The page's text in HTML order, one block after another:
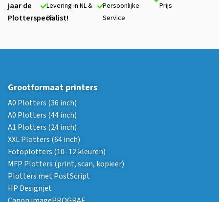
jaar de
Plotterspecialist!
Levering in NL &
BE
Persoonlijke
Service
Prijs
Grootformaat printers
A0 Plotters (36 inch)
A0 Plotters (44 inch)
A1 Plotters (24 inch)
XXL Plotters (64 inch)
Fotoplotters (10–12 kleuren)
MFP Plotters (print, scan, kopieer)
Plotters met PostScript
HP Designjet